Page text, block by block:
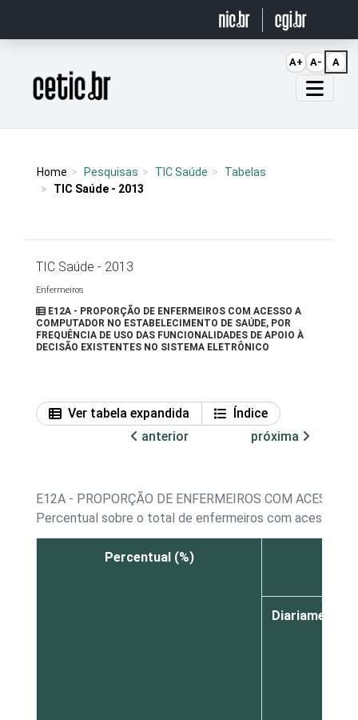
Página inicial
Home Pesquisas TIC Saúde
Tabelas
TIC Saúde - 2013
TIC Saúde - 2013
Enfermeiros
E12A - PROPORÇÃO DE ENFERMEIROS COM ACESSO A
COMPUTADOR NO ESTABELECIMENTO DE SAÚDE, POR
FREQUÊNCIA DE USO DAS FUNCIONALIDADES DE APOIO À
DECISÃO EXISTENTES NO SISTEMA ELETRÔNICO
Ver tabela expandida
Índice
anterior
próxima
E12A - PROPORÇÃO DE ENFERMEIROS COM ACESSO
Percentual sobre o total de enfermeiros com acesso a
Percentual (%)
Diariamente
A+ A- A